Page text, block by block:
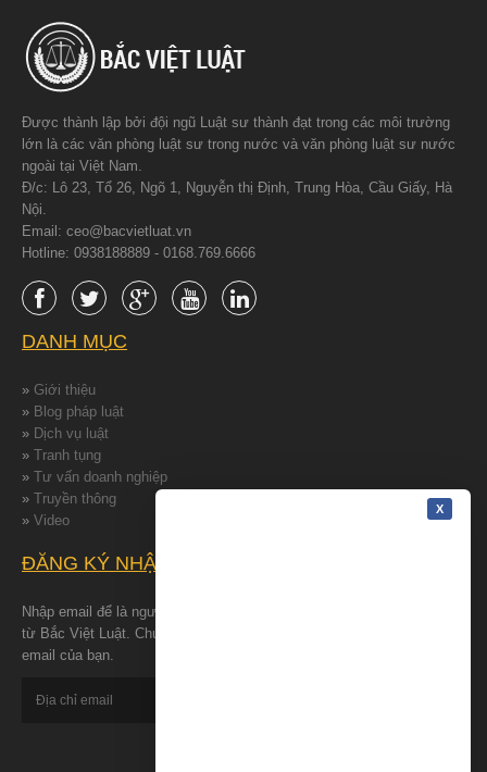
Được thành lập bởi đội ngũ Luật sư thành đạt trong các môi trường
lớn là các văn phòng luật sư trong nước và văn phòng luật sư nước
ngoài tại Việt Nam.
Đ/c: Lô 23, Tổ 26, Ngõ 1, Nguyễn thị Định, Trung Hòa, Cầu Giấy, Hà
Nội.
Email: ceo@bacvietluat.vn
Hotline: 0938188889 - 0168.769.6666
DANH MỤC
» Giới thiệu
» Blog pháp luật
» Dịch vụ luật
» Tranh tụng
» Tư vấn doanh nghiệp
» Truyền thông
» Video
ĐĂNG KÝ NHẬN TIN
Nhập email để là người đâu tiên nhận được những tin tức mới nhất
từ Bắc Việt Luật. Chúng tôi cam kết bảo đảm quyền riêng tư cho
email của bạn.